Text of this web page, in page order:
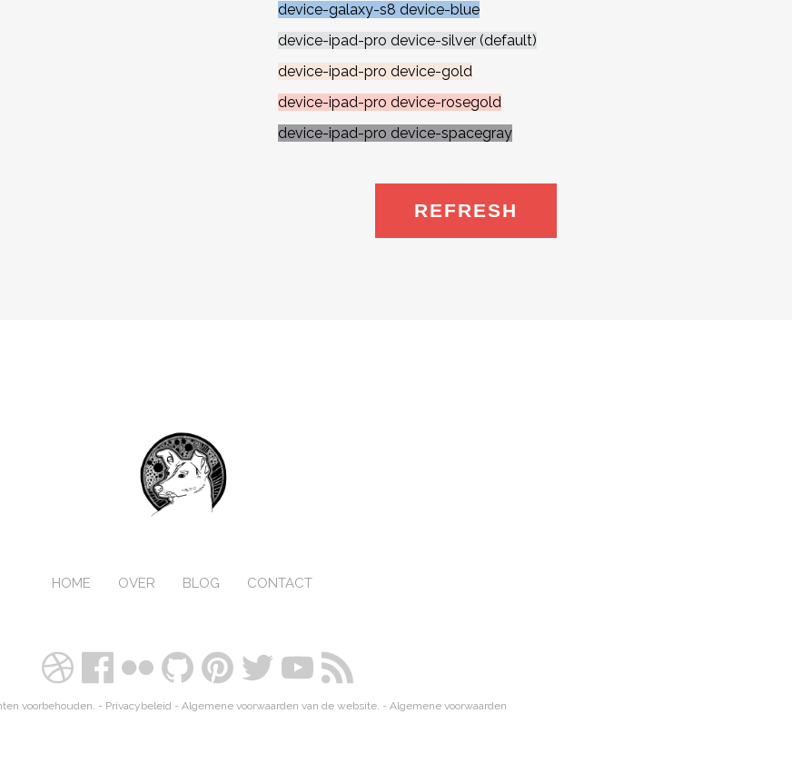
device-galaxy-s8 device-blue
device-ipad-pro device-silver (default)
device-ipad-pro device-gold
device-ipad-pro device-rosegold
device-ipad-pro device-spacegray
REFRESH
HOME OVER BLOG CONTACT
voorbehouden. - Privacybeleid - Algemene voorwaarden van de website. - Algemene voorwaarden